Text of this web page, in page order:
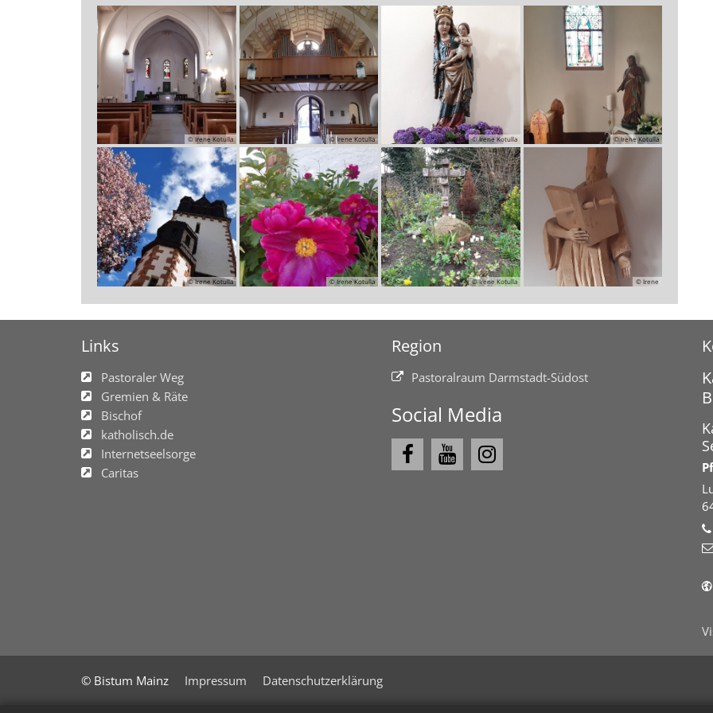
© Irene Kotulla © Irene Kotulla © Irene Kotulla © Irene Kotulla
© Irene Kotulla © Irene Kotulla © Irene Kotulla © Irene
Links
Pastoraler Weg
Gremien & Räte
Bischof
katholisch.de
Internetseelsorge
Caritas
Region
Pastoralraum Darmstadt-Südost
Social Media
© Bistum Mainz Impressum Datenschutzerklärung